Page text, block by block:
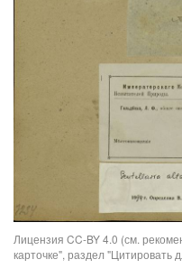
Лицензия CC-BY 4.0 (см.
карточке", раздел "Цитировать